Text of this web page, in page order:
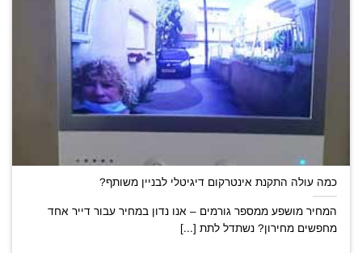
כמה עולה התקנת אינטרקום דיגיטלי לבניין משותף?
המחיר מושפע ממספר גורמים – אנו נדון במחיר עבור דייר אחד
מחפשים מחירון? נשתדל לתת [...]